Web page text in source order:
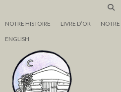
NOTRE HISTOIRE LIVRE D’OR
ENGLISH